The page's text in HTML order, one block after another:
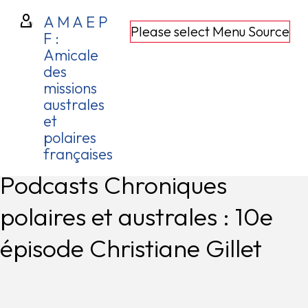
Please select Menu Source
A M A E P
F :
Amicale
des
missions
australes
et
polaires
françaises
Podcasts Chroniques
polaires et australes : 10e
épisode Christiane Gillet